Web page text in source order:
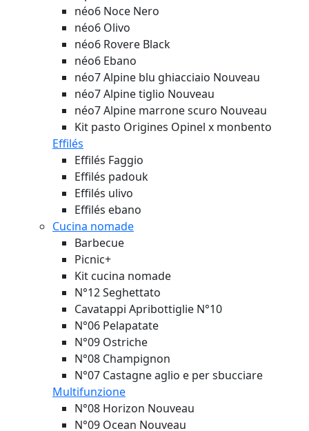
néo6 Noce Nero
néo6 Olivo
néo6 Rovere Black
néo6 Ebano
néo7 Alpine blu ghiacciaio Nouveau
néo7 Alpine tiglio Nouveau
néo7 Alpine marrone scuro Nouveau
Kit pasto Origines Opinel x monbento
Effilés
Effilés Faggio
Effilés padouk
Effilés ulivo
Effilés ebano
Cucina nomade
Barbecue
Picnic+
Kit cucina nomade
N°12 Seghettato
Cavatappi Apribottiglie N°10
N°06 Pelapatate
N°09 Ostriche
N°08 Champignon
N°07 Castagne aglio e per sbucciare
Multifunzione
N°08 Horizon Nouveau
N°09 Ocean Nouveau